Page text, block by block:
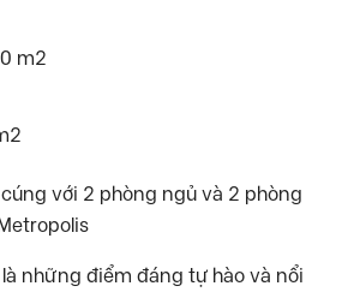
m2
với 2 phòng ngủ và 2 phòng
những điểm đáng tự hào và nổi